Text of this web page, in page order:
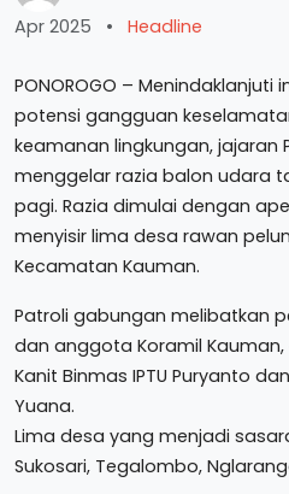
Apr 2025
• Headline
PONOROGO –
potensi gangguan
keamanan lingkungan, jajaran
menggelar razia balon udara
pagi. Razia dimulai dengan
menyisir lima desa rawan
Kecamatan Kauman.
Patroli gabungan melibatkan
dan anggota Koramil
Kanit Binmas IPTU Puryanto
Yuana.
Lima desa yang menjadi
Sukosari, Tegalombo,